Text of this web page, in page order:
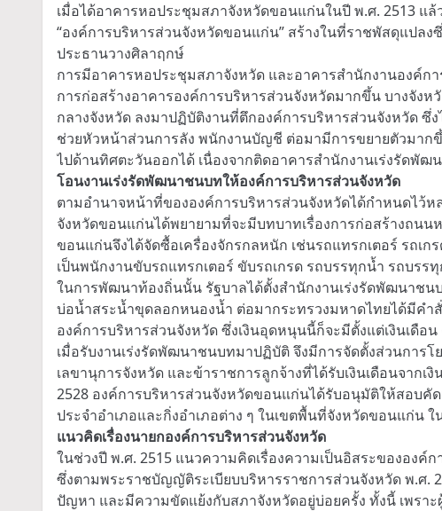
เมื่อได้อาคารหอประชุมสภาจังหวัดขอนแก่นในปี พ.ศ. 2513 แ
“องค์การบริหารส่วนจังหวัดขอนแก่น” สร้างในที่ราชพัสดุแป
ประธานวางศิลาฤกษ์
การมีอาคารหอประชุมสภาจังหวัด และอาคารสำนักงานองค์ก
การก่อสร้างอาคารองค์การบริหารส่วนจังหวัดมากขึ้น บางจัง
กลางจังหวัด ลงมาปฏิบัติงานที่ตึกองค์การบริหารส่วนจังหวัด ซึ่
ช่วยหัวหน้าส่วนการลัง พนักงานบัญชี ต่อมามีการขยายตัวมาก
ไปด้านทิศตะวันออกได้ เนื่องจากติดอาคารสำนักงานเร่งรัดพัฒ
โอนงานเร่งรัดพัฒนาชนบทให้องค์การบริหารส่วนจังหวัด
ตามอำนาจหน้าที่ขององค์การบริหารส่วนจังหวัดได้กำหนดไว้
จังหวัดขอนแก่นได้พยายามที่จะมีบทบาทเรื่องการก่อสร้างถน
ขอนแก่นจึงได้จัดซื้อเครื่องจักรกลหนัก เช่นรถแทรกเตอร์ รถเ
เป็นพนักงานขับรถแทรกเตอร์ ขับรถเกรด รถบรรทุกน้ำ รถบร
ในการพัฒนาท้องถิ่นนั้น รัฐบาลได้ตั้งสำนักงานเร่งรัดพัฒนาช
บ่อน้ำสระน้ำขุดลอกหนองน้ำ ต่อมากระทรวงมหาดไทยได้มีคำ
องค์การบริหารส่วนจังหวัด ซึ่งเงินอุดหนุนนี้ก็จะมีตั้งแต่เงินเดื
เมื่อรับงานเร่งรัดพัฒนาชนบทมาปฏิบัติ จึงมีการจัดตั้งส่วนกา
เลขานุการจังหวัด และข้าราชการลูกจ้างที่ได้รับเงินเดือนจา
2528 องค์การบริหารส่วนจังหวัดขอนแก่นได้รับอนุมัติให้สอบคั
ประจำอำเภอและกิ่งอำเภอต่าง ๆ ในเขตพื้นที่จังหวัดขอนแก่
แนวคิดเรื่องนายกองค์การบริหารส่วนจังหวัด
ในช่วงปี พ.ศ. 2515 แนวความคิดเรื่องความเป็นอิสระขององ
ซึ่งตามพระราชบัญญัติระเบียบบริหารราชการส่วนจังหวัด พ.ศ.
ปัญหา และมีความขัดแย้งกับสภาจังหวัดอยู่บ่อยครั้ง ทั้งนี้ เพรา